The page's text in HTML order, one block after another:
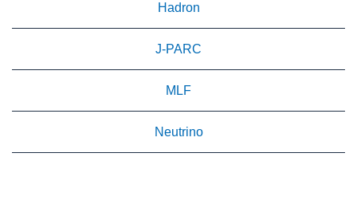
Hadron
J-PARC
MLF
Neutrino